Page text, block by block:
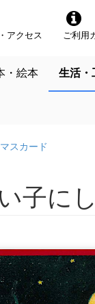
アクセス ご利用
・絵本 生活・
スカード
子に